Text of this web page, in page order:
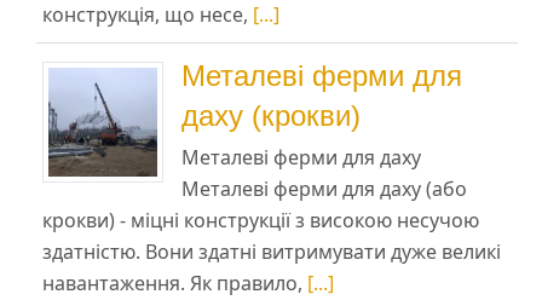
конструкція, що несе, [...]
Металеві ферми для
даху (крокви)
Металеві ферми для даху
Металеві ферми для даху (або
крокви) - міцні конструкції з високою несучою
здатністю. Вони здатні витримувати дуже великі
навантаження. Як правило, [...]